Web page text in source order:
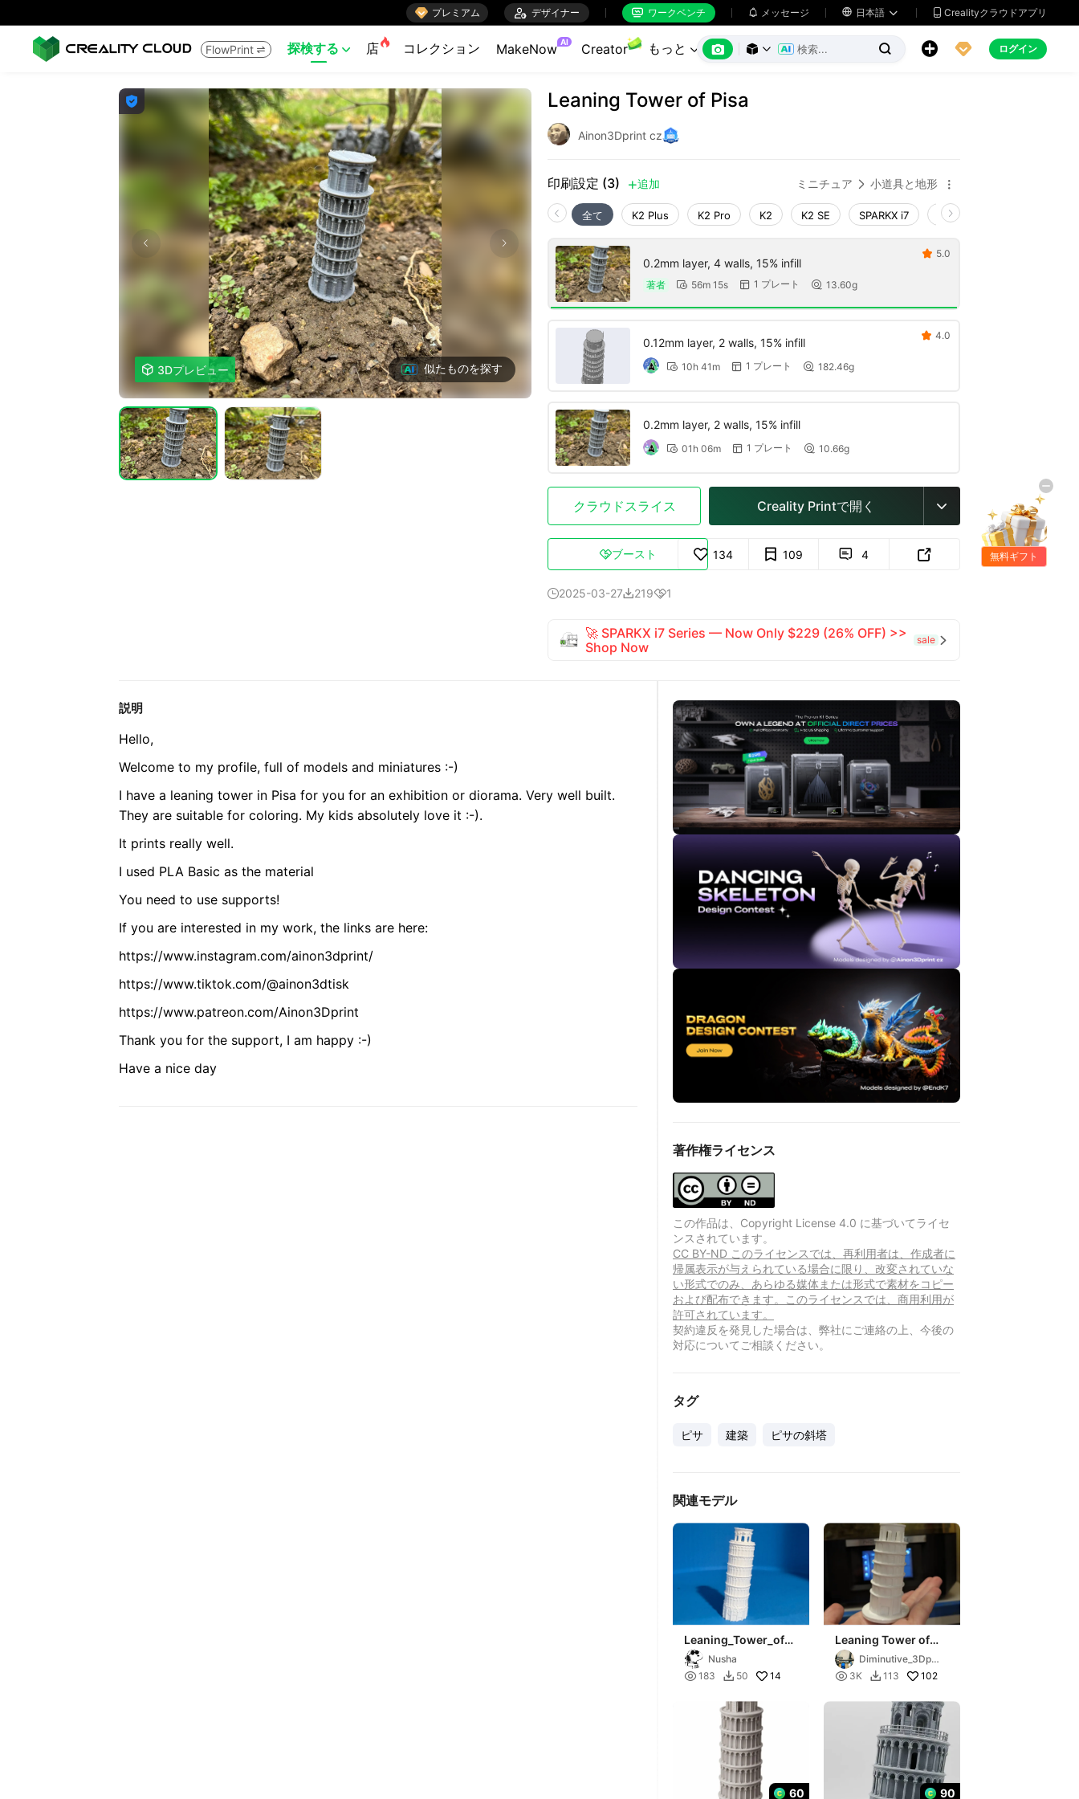
 プレミアム  デザイナー  ワークベンチ  メッセージ  日本語   Crealityクラウドアプリ
FlowPrint  探検する  店 コレクション MakeNow AI Creator もっと        ログイン

 3Dプレビュー 似たものを探す
Leaning Tower of Pisa
Ainon3Dprint cz
印刷設定 (3) 追加 ミニチュア  小道具と地形 
全て K2 Plus K2 Pro K2 K2 SE SPARKX i7 Creality Hi
0.2mm layer, 4 walls, 15% infill
著者  56m 15s  1 プレート  13.60g
 5.0
0.12mm layer, 2 walls, 15% infill
 10h 41m  1 プレート  182.46g
 4.0
0.2mm layer, 2 walls, 15% infill
 01h 06m  1 プレート  10.66g
クラウドスライス Creality Printで開く 
ブースト 134 109  4 
2025-03-272191
🚀 SPARKX i7 Series — Now Only $229 (26% OFF) >>
Shop Now
sale 
説明
Hello,
Welcome to my profile, full of models and miniatures :-)
I have a leaning tower in Pisa for you for an exhibition or diorama. Very well built.
They are suitable for coloring. My kids absolutely love it :-).
It prints really well.
I used PLA Basic as the material
You need to use supports!
If you are interested in my work, the links are here:
https://www.instagram.com/ainon3dprint/
https://www.tiktok.com/@ainon3dtisk
https://www.patreon.com/Ainon3Dprint
Thank you for the support, I am happy :-)
Have a nice day
著作権ライセンス
この作品は、Copyright License 4.0 に基づいてライセ
ンスされています。
CC BY-ND このライセンスでは、再利用者は、作成者に
帰属表示が与えられている場合に限り、改変されていな
い形式でのみ、あらゆる媒体または形式で素材をコピー
および配布できます。このライセンスでは、商用利用が
許可されています。
契約違反を発見した場合は、弊社にご連絡の上、今後の
対応についてご相談ください。
タグ
ピサ 建築 ピサの斜塔
関連モデル
Leaning_Tower_of_P
isa
Nusha
 183  50 14
Leaning Tower of
Pisa-Italy (Title
engraved on print)
Diminutive_3Dpri
nt..
 3K  113 102
60 90
無料ギフト